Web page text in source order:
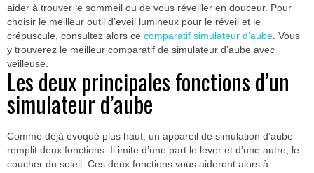
aider à trouver le sommeil ou de vous réveiller en douceur. Pour
choisir le meilleur outil d’eveil lumineux pour le réveil et le
crépuscule, consultez alors ce comparatif simulateur d’aube . Vous
y trouverez le meilleur comparatif de simulateur d’aube avec
veilleuse.
Les deux principales fonctions d’un
simulateur d’aube
Comme déjà évoqué plus haut, un appareil de simulation d’aube
remplit deux fonctions. Il imite d’une part le lever et d’une autre, le
coucher du soleil. Ces deux fonctions vous aideront alors à